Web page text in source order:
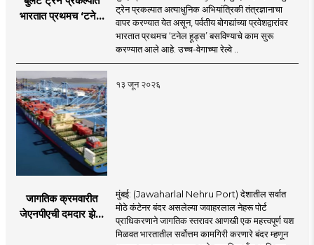
भारतात प्रथमच ‘टनेल
आवाजावर
नियंत्रण;प्रवास अधिक
सुरक्षित व आरामदायी
होणार
ट्रेन प्रकल्पात अत्याधुनिक अभियांत्रिकी तंत्रज्ञानाचा
वापर करण्यात येत असून, पर्वतीय बोगद्यांच्या प्रवेशद्वारांवर
भारतात प्रथमच ‘टनेल हूड्स’ बसविण्याचे काम सुरू
करण्यात आले आहे. उच्च-वेगाच्या रेल्वे ..
१३ जून २०२६
जागतिक क्रमवारीत
जेएनपीएची दमदार झेप;
मुंबई: (Jawaharlal Nehru Port) देशातील सर्वात
मोठे कंटेनर बंदर असलेल्या जवाहरलाल नेहरू पोर्ट
प्राधिकरणाने जागतिक स्तरावर आणखी एक महत्त्वपूर्ण यश
मिळवत भारतातील सर्वोत्तम कामगिरी करणारे बंदर म्हणून